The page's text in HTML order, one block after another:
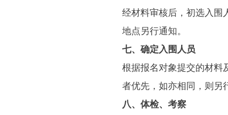
经材料审核后，初选入围
地点另行通知。
七、确定入围人员
根据报名对象提交的材料
者优先，如亦相同，则另
八、体检、考察